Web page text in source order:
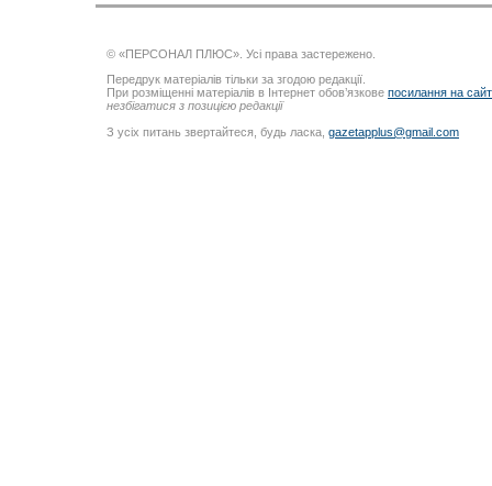
© «ПЕРСОНАЛ ПЛЮС». Усі права застережено.
Передрук матеріалів тільки за згодою редакції.
При розміщенні матеріалів в Інтернет обов’язкове посилання на
незбігатися з позицією редакції
З усіх питань звертайтеся, будь ласка, gazetapplus@gmail.com